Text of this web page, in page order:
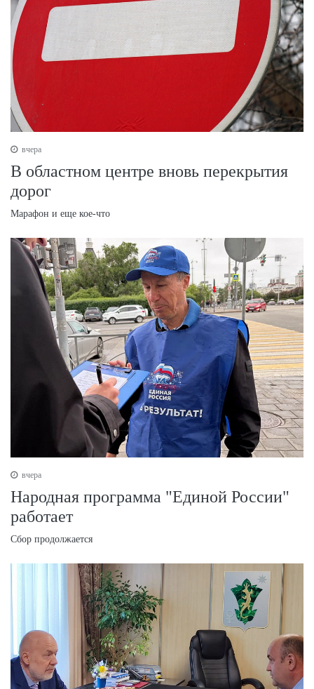
вчера
В областном центре вновь перекрытия
дорог
Марафон и еще кое-что
вчера
Народная программа "Единой России"
работает
Сбор продолжается